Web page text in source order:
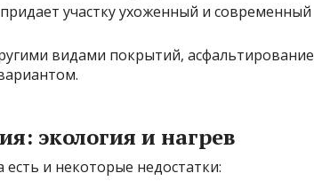
придает участку ухоженный и современный
видами покрытий, асфальтирование
экология и нагрев
и некоторые недостатки: